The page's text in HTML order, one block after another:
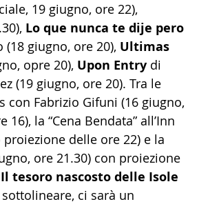
19 giugno, ore 22),
Lo que nunca te dije pero
(18 giugno, ore 20), Ultimas
opre 20), Upon Entry di
(19 giugno, ore 20). Tra le
con Fabrizio Gifuni (16 giugno,
la “Cena Bendata” all’Inn
delle ore 22) e la
ore 21.30) con proiezione
Il tesoro nascosto delle Isole
ci sarà un